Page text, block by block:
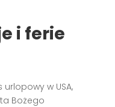
i ferie
w USA,
Bożego